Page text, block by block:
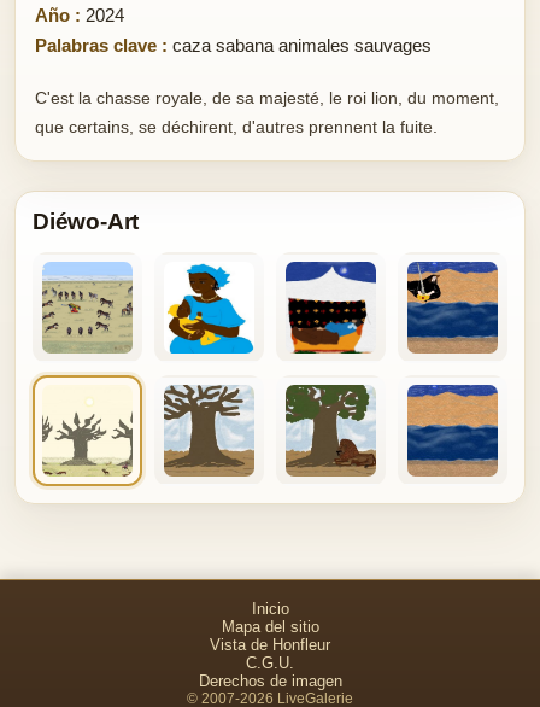
Año : 2024
Palabras clave : caza sabana animales sauvages
C'est la chasse royale, de sa majesté, le roi lion, du moment,
que certains, se déchirent, d'autres prennent la fuite.
Diéwo-Art
Inicio
Mapa del sitio
Vista de Honfleur
C.G.U.
Derechos de imagen
© 2007-2026 LiveGalerie